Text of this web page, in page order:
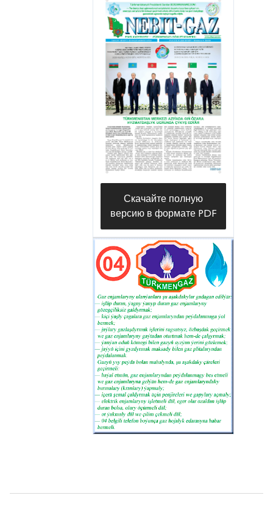
Скачайте полную
версию в формате PDF